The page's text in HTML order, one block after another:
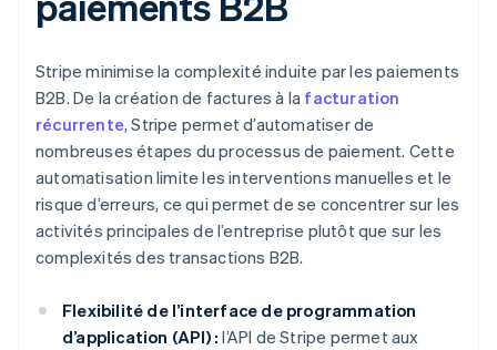
Stripe minimise la complexité induite par les paiements
B2B. De la création de factures à la facturation
récurrente, Stripe permet d’automatiser de
nombreuses étapes du processus de paiement. Cette
automatisation limite les interventions manuelles et le
risque d’erreurs, ce qui permet de se concentrer sur les
activités principales de l’entreprise plutôt que sur les
complexités des transactions B2B.
Flexibilité de l’interface de programmation
d’application (API) : l’API de Stripe permet aux